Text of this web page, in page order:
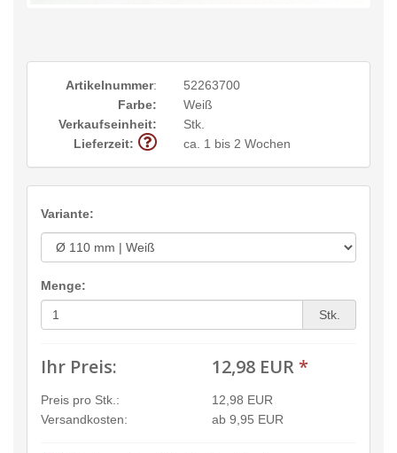
Artikelnummer:
52263700
Farbe:
Weiß
Verkaufseinheit:
Stk.
Lieferzeit:
ca. 1 bis 2 Wochen
Variante:
Menge:
Stk.
Ihr Preis: 12,98 EUR*
Preis pro Stk.:
12,98 EUR
Versandkosten:
ab 9,95 EUR